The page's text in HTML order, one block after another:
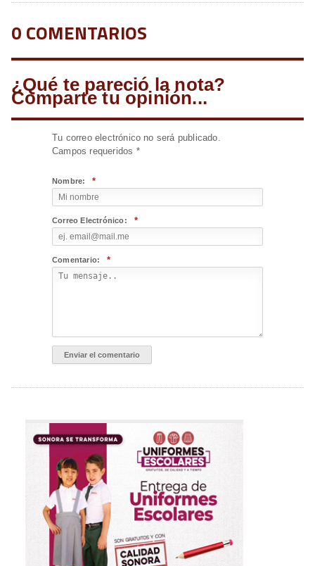
0 COMENTARIOS
¿Qué te pareció la nota?
Comparte tu opinión...
Tu correo electrónico no será publicado.
Campos requeridos *
Nombre: *
Correo Electrónico: *
Comentario: *